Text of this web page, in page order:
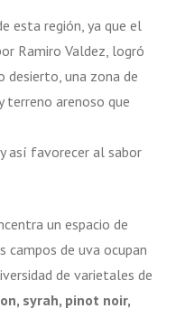
esta región, ya que el
Ramiro Valdez, logró
una zona de
arenoso que
así favorecer al sabor
un espacio de
campos de uva ocupan
de varietales de
syrah, pinot noir,